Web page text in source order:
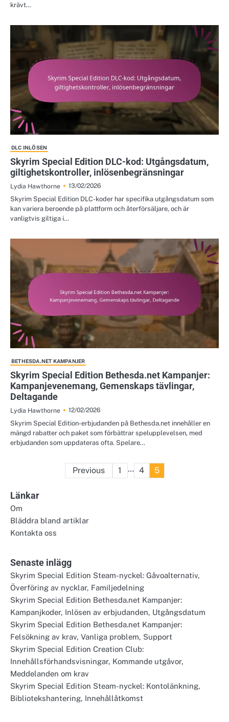
krävt…
DLC INLÖSEN
Skyrim Special Edition DLC-kod: Utgångsdatum,
giltighetskontroller, inlösenbegränsningar
Lydia Hawthorne
13/02/2026
Skyrim Special Edition DLC-koder har specifika utgångsdatum som
kan variera beroende på plattform och återförsäljare, och är
vanligtvis giltiga i…
BETHESDA.NET KAMPANJER
Skyrim Special Edition Bethesda.net Kampanjer:
Kampanjevenemang, Gemenskaps tävlingar,
Deltagande
Lydia Hawthorne
12/02/2026
Skyrim Special Edition-erbjudanden på Bethesda.net innehåller en
mängd rabatter och paket som förbättrar spelupplevelsen, med
erbjudanden som uppdateras ofta. Spelare…
Posts
Previous 1 … 4 5
Länkar
Om
Bläddra bland artiklar
Kontakta oss
Senaste inlägg
Skyrim Special Edition Steam-nyckel: Gåvoalternativ,
Överföring av nycklar, Familjedelning
Skyrim Special Edition Bethesda.net Kampanjer:
Kampanjkoder, Inlösen av erbjudanden, Utgångsdatum
Skyrim Special Edition Bethesda.net Kampanjer:
Felsökning av krav, Vanliga problem, Support
Skyrim Special Edition Creation Club:
Innehållsförhandsvisningar, Kommande utgåvor,
Meddelanden om krav
Skyrim Special Edition Steam-nyckel: Kontolänkning,
Bibliotekshantering, Innehållåtkomst